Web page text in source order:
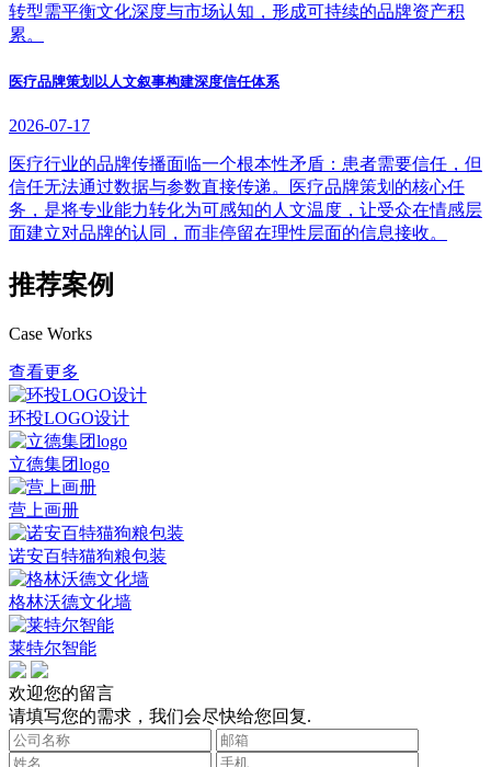
转型需平衡文化深度与市场认知，形成可持续的品牌资产积
累。
医疗品牌策划以人文叙事构建深度信任体系
2026-07-17
医疗行业的品牌传播面临一个根本性矛盾：患者需要信任，但
信任无法通过数据与参数直接传递。医疗品牌策划的核心任
务，是将专业能力转化为可感知的人文温度，让受众在情感层
面建立对品牌的认同，而非停留在理性层面的信息接收。
推荐案例
Case Works
查看更多
环投LOGO设计
立德集团logo
营上画册
诺安百特猫狗粮包装
格林沃德文化墙
莱特尔智能
欢迎您的留言
请填写您的需求，我们会尽快给您回复.